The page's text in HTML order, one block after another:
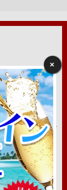
くはこちら
。
ます。（一部地
×